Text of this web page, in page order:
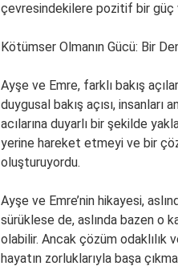
çevresindekilere pozitif bir güç
Kötümser Olmanın Gücü: Bir
Ayşe ve Emre, farklı bakış
duygusal bakış açısı,
acılarına duyarlı bir şekilde
yerine hareket etmeyi ve bir
oluşturuyordu.
Ayşe ve Emre’nin hikayesi,
sürüklese de, aslında bazen o
olabilir. Ancak çözüm odaklılık
hayatın zorluklarıyla başa